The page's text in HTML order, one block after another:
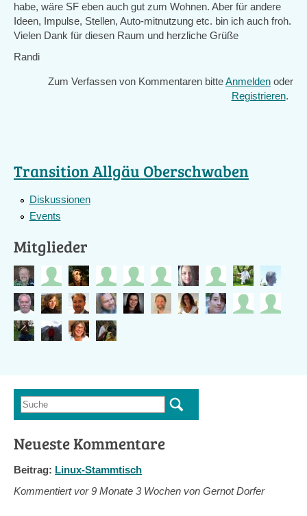
habe, wäre SF eben auch gut zum Wohnen. Aber für andere
Ideen, Impulse, Stellen, Auto-mitnutzung etc. bin ich auch froh.
Vielen Dank für diesen Raum und herzliche Grüße
Randi
Zum Verfassen von Kommentaren bitteAnmelden oder
Registrieren.
Transition Allgäu Oberschwaben
Diskussionen
Events
Mitglieder
Suchformular
Suche
Neueste Kommentare
Beitrag: Linux-Stammtisch
Kommentiert vor9 Monate 3 Wochen von Gernot Dorfer